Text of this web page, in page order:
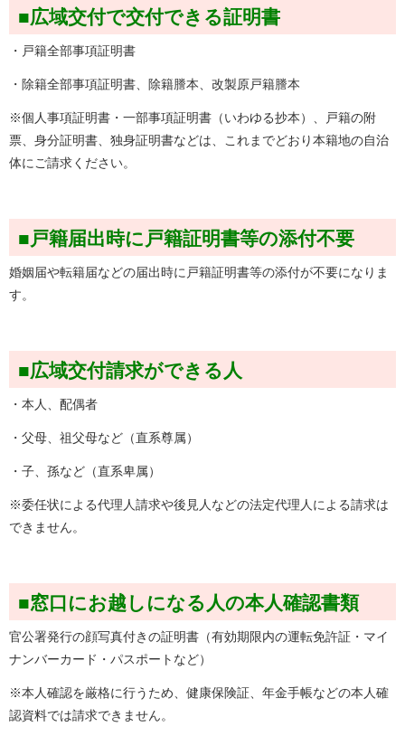
■広域交付で交付できる証明書
・戸籍全部事項証明書
・除籍全部事項証明書、除籍謄本、改製原戸籍謄本
※個人事項証明書・一部事項証明書（いわゆる抄本）、戸籍の附
票、身分証明書、独身証明書などは、これまでどおり本籍地の自治
体にご請求ください。
■戸籍届出時に戸籍証明書等の添付不要
婚姻届や転籍届などの届出時に戸籍証明書等の添付が不要になりま
す。
■広域交付請求ができる人
・本人、配偶者
・父母、祖父母など（直系尊属）
・子、孫など（直系卑属）
※委任状による代理人請求や後見人などの法定代理人による請求は
できません。
■窓口にお越しになる人の本人確認書類
官公署発行の顔写真付きの証明書（有効期限内の運転免許証・マイ
ナンバーカード・パスポートなど）
※本人確認を厳格に行うため、健康保険証、年金手帳などの本人確
認資料では請求できません。